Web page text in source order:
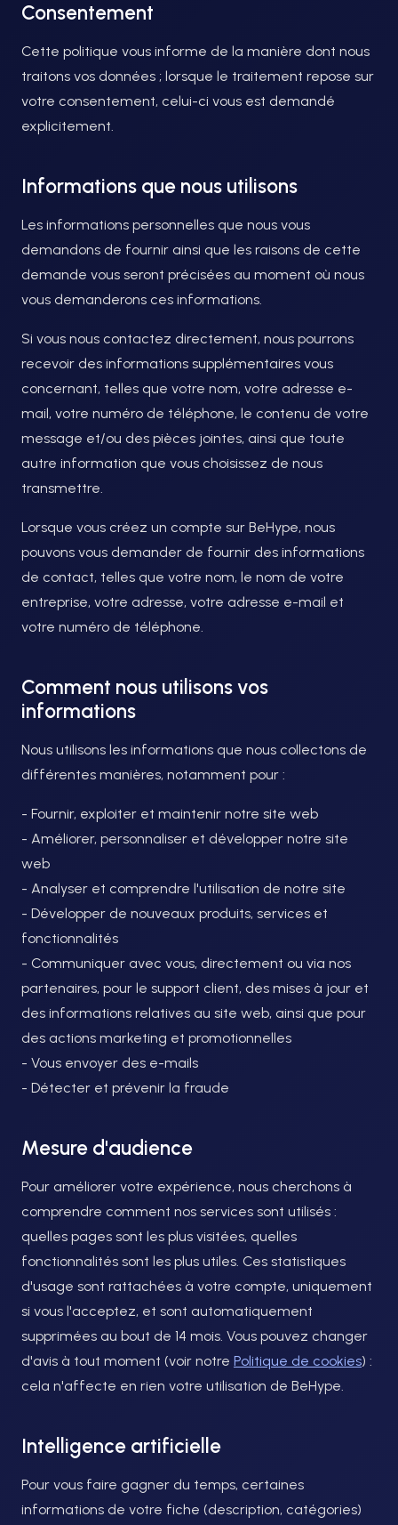
Consentement
Cette politique vous informe de la manière dont nous
traitons vos données ; lorsque le traitement repose sur
votre consentement, celui-ci vous est demandé
explicitement.
Informations que nous utilisons
Les informations personnelles que nous vous
demandons de fournir ainsi que les raisons de cette
demande vous seront précisées au moment où nous
vous demanderons ces informations.
Si vous nous contactez directement, nous pourrons
recevoir des informations supplémentaires vous
concernant, telles que votre nom, votre adresse e-
mail, votre numéro de téléphone, le contenu de votre
message et/ou des pièces jointes, ainsi que toute
autre information que vous choisissez de nous
transmettre.
Lorsque vous créez un compte sur BeHype, nous
pouvons vous demander de fournir des informations
de contact, telles que votre nom, le nom de votre
entreprise, votre adresse, votre adresse e-mail et
votre numéro de téléphone.
Comment nous utilisons vos
informations
Nous utilisons les informations que nous collectons de
différentes manières, notamment pour :
- Fournir, exploiter et maintenir notre site web
- Améliorer, personnaliser et développer notre site
web
- Analyser et comprendre l'utilisation de notre site
- Développer de nouveaux produits, services et
fonctionnalités
- Communiquer avec vous, directement ou via nos
partenaires, pour le support client, des mises à jour et
des informations relatives au site web, ainsi que pour
des actions marketing et promotionnelles
- Vous envoyer des e-mails
- Détecter et prévenir la fraude
Mesure d'audience
Pour améliorer votre expérience, nous cherchons à
comprendre comment nos services sont utilisés :
quelles pages sont les plus visitées, quelles
fonctionnalités sont les plus utiles. Ces statistiques
d'usage sont rattachées à votre compte, uniquement
si vous l'acceptez, et sont automatiquement
supprimées au bout de 14 mois. Vous pouvez changer
d'avis à tout moment (voir notre Politique de cookies) :
cela n'affecte en rien votre utilisation de BeHype.
Intelligence artificielle
Pour vous faire gagner du temps, certaines
informations de votre fiche (description, catégories)